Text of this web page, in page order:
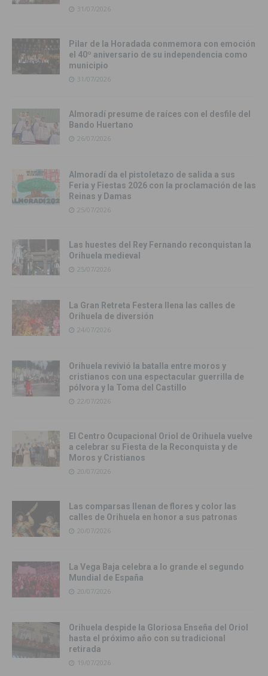
31/07/2026
Pilar de la Horadada conmemora con emoción
el 40º aniversario de su independencia como
municipio
31/07/2026
Almoradí presume de raíces con el desfile del
Bando Huertano
26/07/2026
Almoradí da el pistoletazo de salida a sus
Feria y Fiestas 2026 con la proclamación de las
Reinas y Damas
25/07/2026
Las huestes del Rey Fernando reconquistan la
Orihuela medieval
25/07/2026
La Gran Retreta Festera llena las calles de
Orihuela de diversión
24/07/2026
Orihuela revivió la batalla entre moros y
cristianos con una espectacular guerrilla de
pólvora y la Toma del Castillo
22/07/2026
El Centro Ocupacional Oriol de Orihuela vuelve
a celebrar su Fiesta de la Reconquista y de
Moros y Cristianos
20/07/2026
Las comparsas llenan de flores y color las
calles de Orihuela en honor a sus patronas
20/07/2026
La Vega Baja celebra a lo grande el segundo
Mundial de España
20/07/2026
Orihuela despide la Gloriosa Enseña del Oriol
hasta el próximo año con su tradicional
retirada
19/07/2026